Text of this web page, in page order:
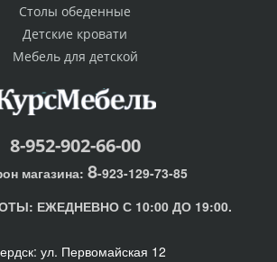
Столы обеденные
Детские кровати
Мебель для детской
8-952-902-66-00
магазина: 8-923-129-73-85
ЕЖЕДНЕВНО С 10:00 ДО 19:00.
ул. Первомайская 12